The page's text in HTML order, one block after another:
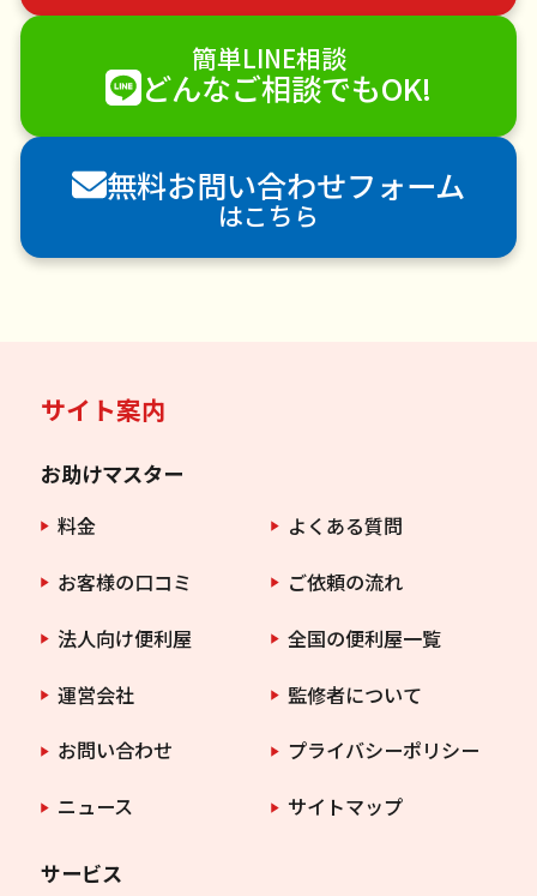
DIY・日曜大工
ハウスクリーニング
雪かき・雪下ろし
電球交換
襖（ふすま）の張替え
空き家管理
各種代行
害獣駆除
防草シート施工
ナメクジ駆除
害虫駆除
簡単LINE相談
どんなご相談でもOK!
無料お問い合わせフォーム
はこちら
サイト案内
お助けマスター
料金
よくある質問
お客様の口コミ
ご依頼の流れ
法人向け便利屋
全国の便利屋一覧
運営会社
監修者について
お問い合わせ
プライバシーポリシー
ニュース
サイトマップ
サービス